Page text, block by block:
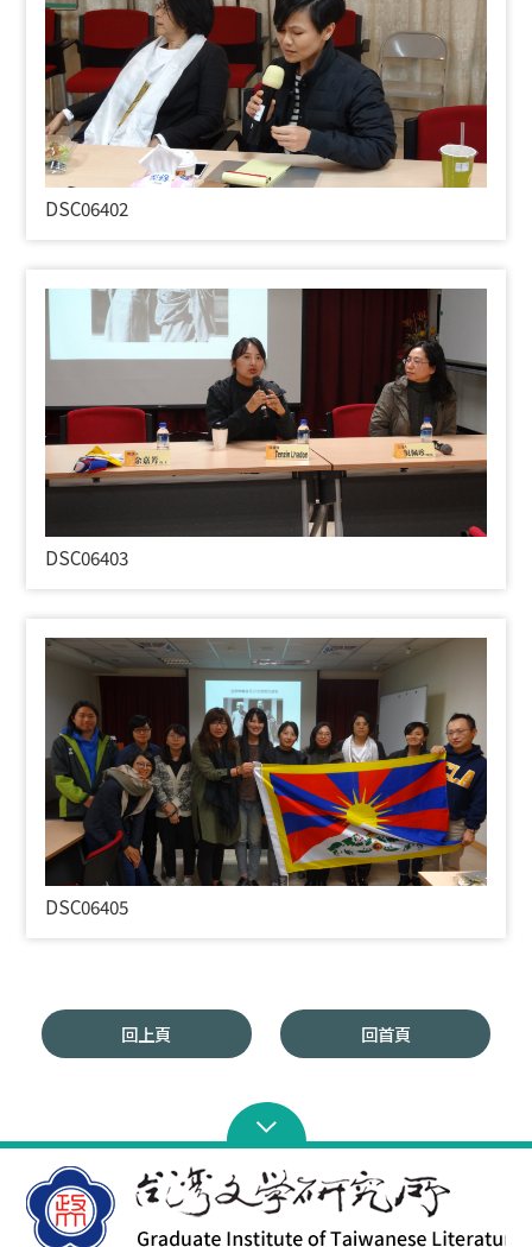
DSC06402
DSC06403
DSC06405
回上頁 回首頁